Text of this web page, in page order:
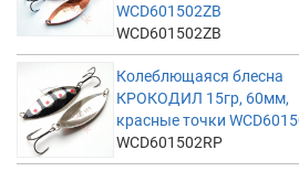
WCD601502ZB
WCD601502ZB
Колеблющаяся блесна
КРОКОДИЛ 15гр, 60мм,
красные точки
WCD601502RP